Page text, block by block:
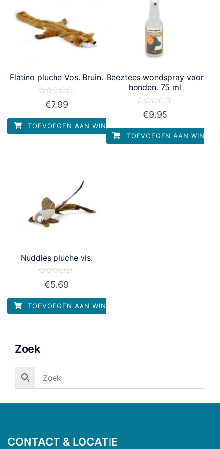
Flatino pluche Vos. Bruin.
Waardering
5
€7.99
TOEVOEGEN AAN WINKELWAGEN
Beeztees wondspray voor
honden. 75 ml
Waardering
5
€9.95
TOEVOEGEN AAN
Nuddles pluche vis.
Waardering
5
€5.69
TOEVOEGEN AAN WINKELWAGEN
Zoek
CONTACT & LOCATIE